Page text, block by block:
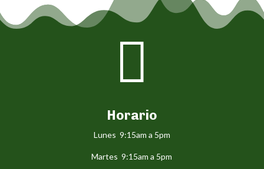

Horario
Lunes 9:15am a 5pm
Martes 9:15am a 5pm